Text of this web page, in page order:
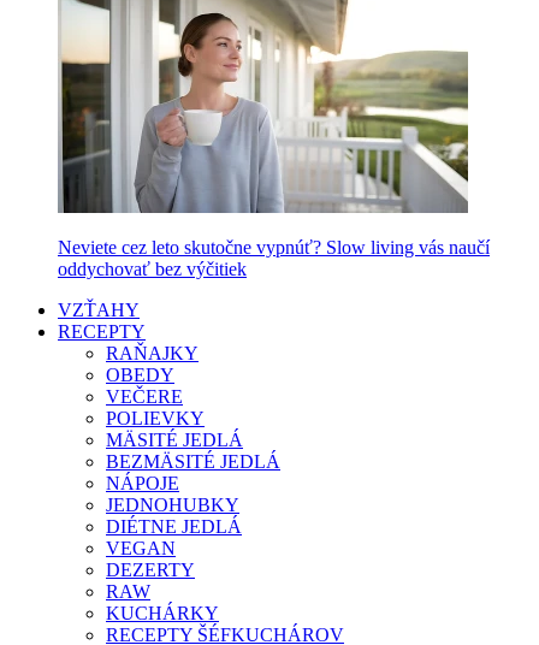
Neviete cez leto skutočne vypnúť? Slow living vás naučí
oddychovať bez výčitiek
VZŤAHY
RECEPTY
RAŇAJKY
OBEDY
VEČERE
POLIEVKY
MÄSITÉ JEDLÁ
BEZMÄSITÉ JEDLÁ
NÁPOJE
JEDNOHUBKY
DIÉTNE JEDLÁ
VEGAN
DEZERTY
RAW
KUCHÁRKY
RECEPTY ŠÉFKUCHÁROV